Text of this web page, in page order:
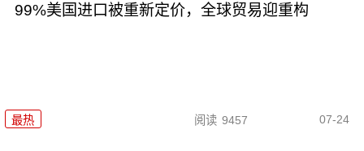
99%美国进口被重新定价，全球贸易迎重构
最热 阅读 9457 07-24